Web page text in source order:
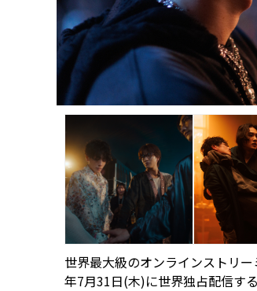
世界最大級のオンラインストリ
年7月31日(木)に世界独占配信する